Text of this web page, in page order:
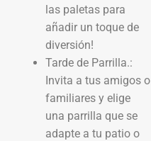
las paletas para
añadir un toque de
diversión!
Tarde de Parrilla.:
Invita a tus amigos o
familiares y elige
una parrilla que se
adapte a tu patio o